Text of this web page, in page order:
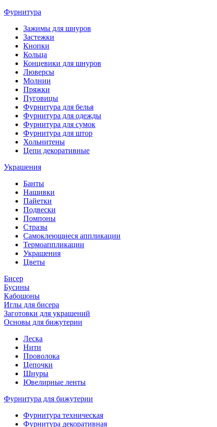
Фурнитура
Зажимы для шнуров
Застежки
Кнопки
Кольца
Концевики для шнуров
Люверсы
Молнии
Пряжки
Пуговицы
Фурнитура для белья
Фурнитура для одежды
Фурнитура для сумок
Фурнитура для штор
Хольнитены
Цепи декоративные
Украшения
Банты
Нашивки
Пайетки
Подвески
Помпоны
Стразы
Самоклеющиеся аппликации
Термоаппликации
Украшения
Цветы
Бисер
Бусины
Кабошоны
Иглы для бисера
Заготовки для украшений
Основы для бижутерии
Леска
Нити
Проволока
Цепочки
Шнуры
Ювелирные ленты
Фурнитура для бижутерии
Фурнитура техническая
Фурнитура декоративная